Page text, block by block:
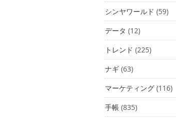
シンヤワールド (59)
データ (12)
トレンド (225)
ナギ (63)
マーケティング (116)
手帳 (835)